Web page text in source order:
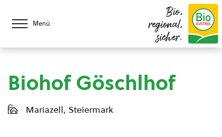
Menü
Bio,
regional,
sicher.
Biohof Göschlhof
Mariazell, Steiermark